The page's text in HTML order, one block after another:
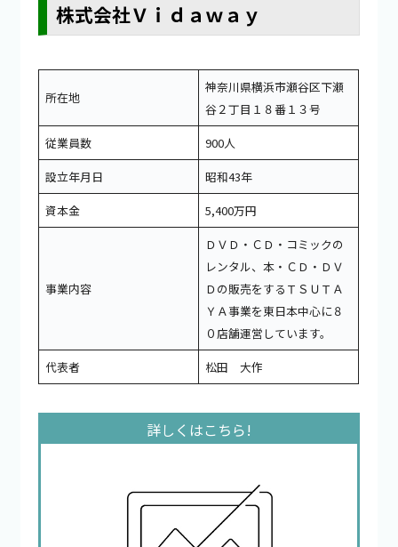
株式会社Ｖｉｄａｗａｙ
所在地
神奈川県横浜市瀬谷区下瀬
谷２丁目１８番１３号
従業員数
900人
設立年月日
昭和43年
資本金
5,400万円
事業内容
ＤＶＤ・ＣＤ・コミックの
レンタル、本・ＣＤ・ＤＶ
Ｄの販売をするＴＳＵＴＡ
ＹＡ事業を東日本中心に８
０店舗運営しています。
代表者
松田 大作